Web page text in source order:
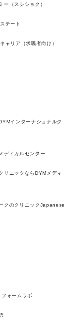
ー（スシショク）
テート
ャリア（求職者向け）
インターナショナルク
ディカルセンター
リニックならDYMメディ
クのクリニックJapanese
ォームラボ